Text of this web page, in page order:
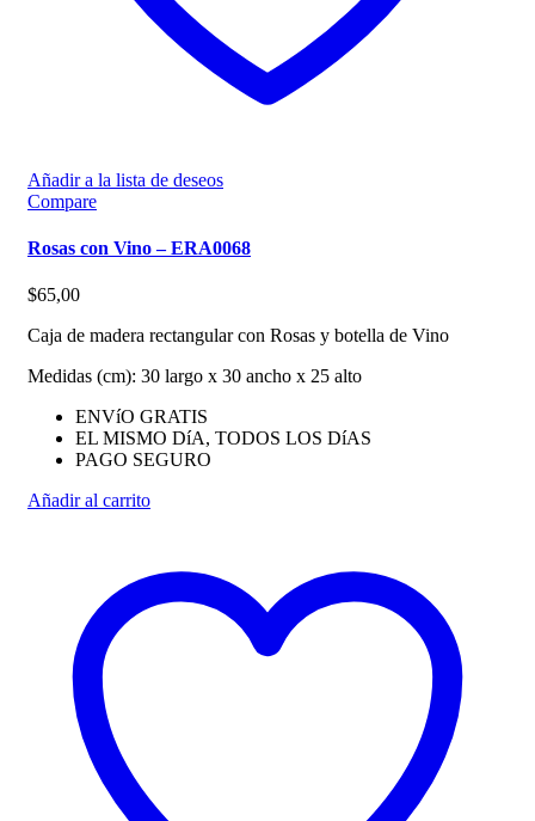
Añadir a la lista de deseos
Compare
Rosas con Vino – ERA0068
$65,00
Caja de madera rectangular con Rosas y botella de Vino
Medidas (cm): 30 largo x 30 ancho x 25 alto
ENVíO GRATIS
EL MISMO DíA, TODOS LOS DíAS
PAGO SEGURO
Añadir al carrito